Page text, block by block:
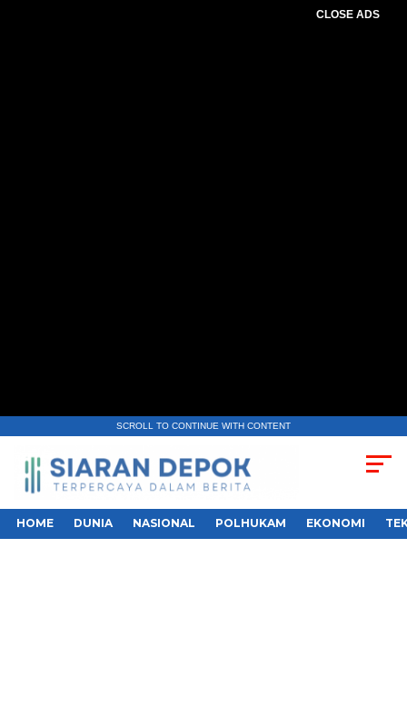
CLOSE ADS
SCROLL TO CONTINUE WITH CONTENT
HOME DUNIA NASIONAL POLHUKAM EKONOMI